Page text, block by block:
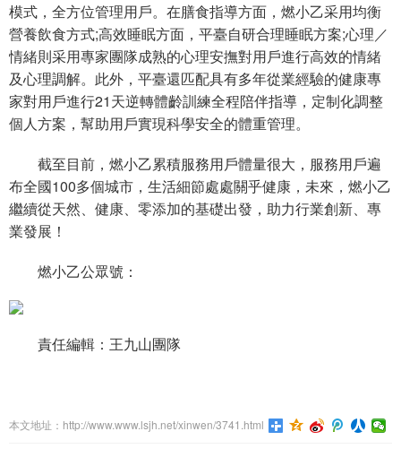
模式，全方位管理用戶。在膳食指導方面，燃小乙采用均衡
營養飲食方式;高效睡眠方面，平臺自研合理睡眠方案;心理／
情緒則采用專家團隊成熟的心理安撫對用戶進行高效的情緒
及心理調解。此外，平臺還匹配具有多年從業經驗的健康專
家對用戶進行21天逆轉體齡訓練全程陪伴指導，定制化調整
個人方案，幫助用戶實現科學安全的體重管理。
截至目前，燃小乙累積服務用戶體量很大，服務用戶遍
布全國100多個城市，生活細節處處關乎健康，未來，燃小乙
繼續從天然、健康、零添加的基礎出發，助力行業創新、專
業發展！
燃小乙公眾號：
責任編輯：王九山團隊
本文地址：http://www.www.lsjh.net/xinwen/3741.html